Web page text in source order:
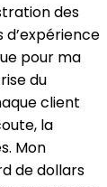
des
d’expérience
pour ma
du
client
la
Mon
de dollars